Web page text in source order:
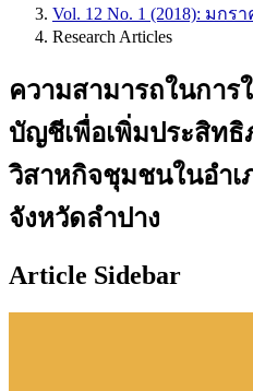
Vol. 12 No. 1 (2018): มกร
Research Articles
ความสามารถในการ
บัญชีเพื่อเพิ่มประสิทธิ
วิสาหกิจชุมชนในอำเ
จังหวัดลำปาง
Article Sidebar